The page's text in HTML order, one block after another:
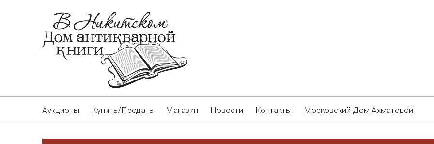
Аукционы Купить/Продать Магазин Новости Контакты Московский Дом Ахматовой